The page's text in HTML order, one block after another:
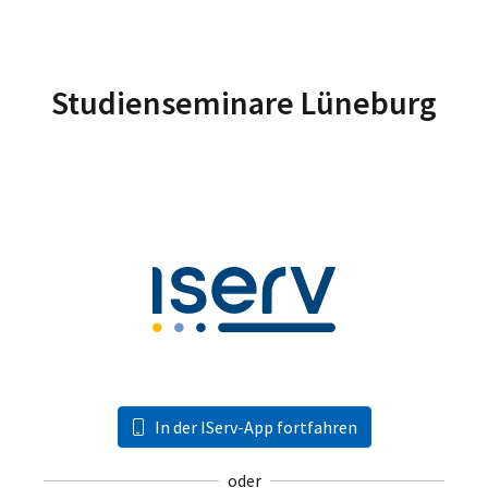
Studienseminare Lüneburg
In der IServ-App fortfahren
oder